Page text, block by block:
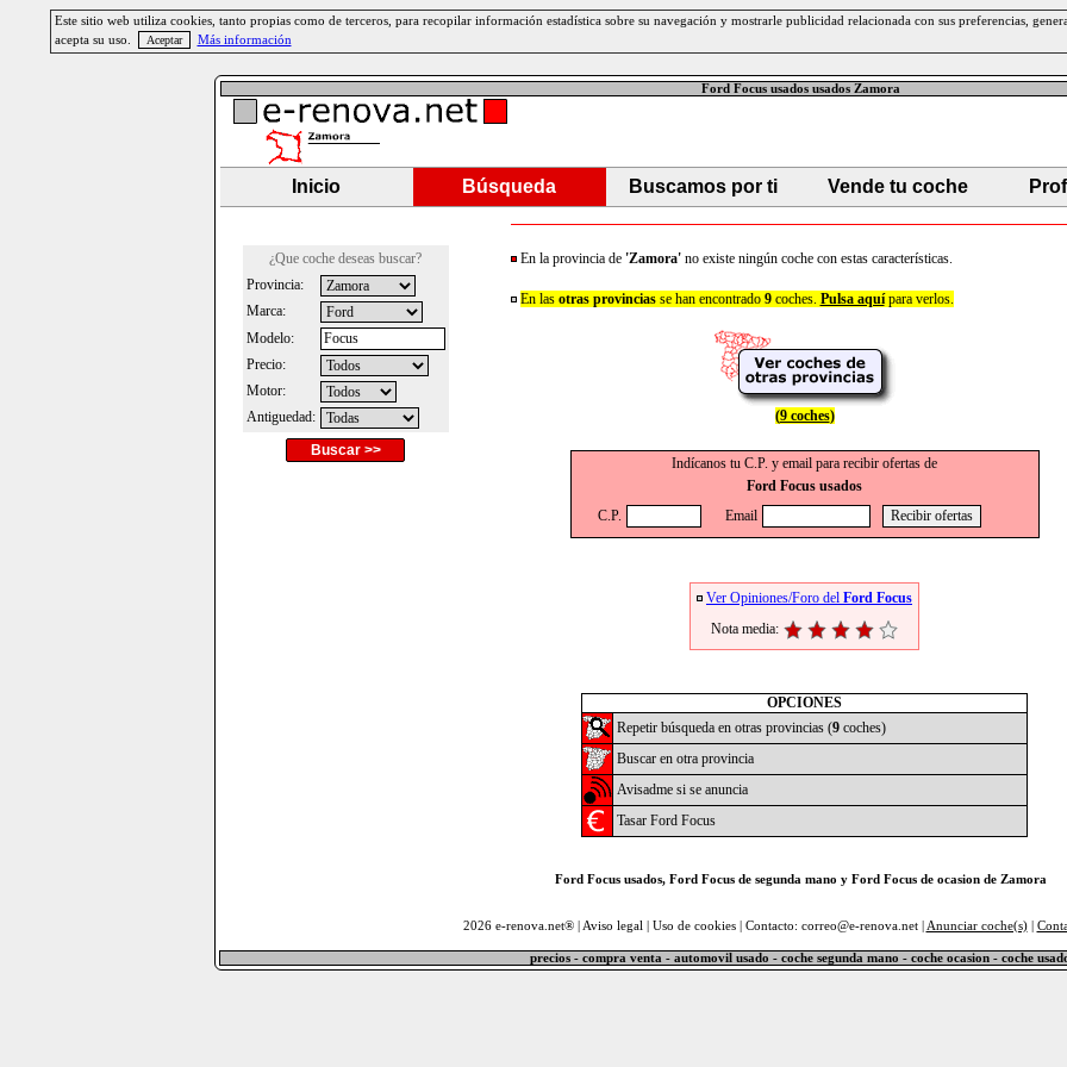
Este sitio web utiliza cookies, tanto propias como de terceros, para recopilar información estadística sobre su navegación y mostrarle publicidad relacionada con sus preferencias,
acepta su uso.
Más información
Ford Focus usados usados Zamora
Inicio Búsqueda Buscamos por ti Vende tu coche
¿Que coche deseas buscar?
Provincia:
Marca:
Modelo:
Precio:
Motor:
Antiguedad:
Buscar >>
En la provincia de 'Zamora'no existe ningún coche con estas características.
En las otras provinciasse han encontrado 9coches. Pulsa aquípara verlos.
(9 coches)
Indícanos tu C.P. y email para recibir ofertas de
Ford Focus usados
C.P.
Email
Ver Opiniones/Foro del Ford Focus
Nota media:
OPCIONES
Repetir búsqueda en otras provincias (9 coches)
Buscar en otra provincia
Avisadme si se anuncia
Tasar Ford Focus
Ford Focus usados, Ford Focus de segunda mano y Ford Focus de ocasion de Zamora
2026 e-renova.net® | Aviso legal Uso de cookies| Contacto: correo@e-renova.net | Anunciar coche(s)|
precios - compra venta - automovil usado - coche segunda mano - coche ocasion - coche